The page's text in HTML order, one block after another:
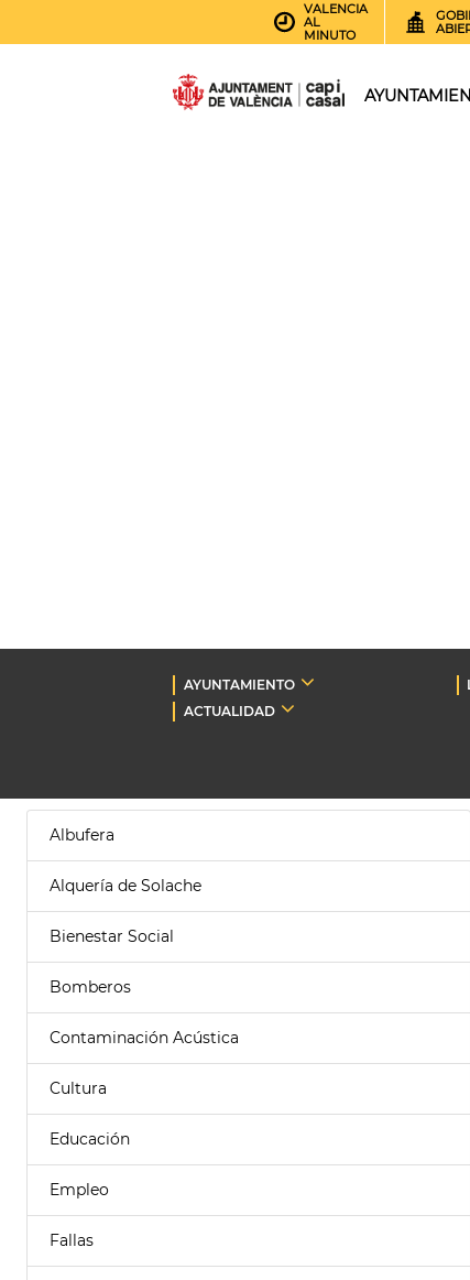
VALENCIA
AL
MINUTO
AYUNTAMIENTO
ACTUALIDAD
Albufera
Alquería de Solache
Bienestar Social
Bomberos
Contaminación Acústica
Cultura
Educación
Empleo
Fallas